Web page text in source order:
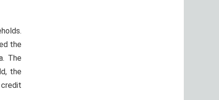
the
The
the